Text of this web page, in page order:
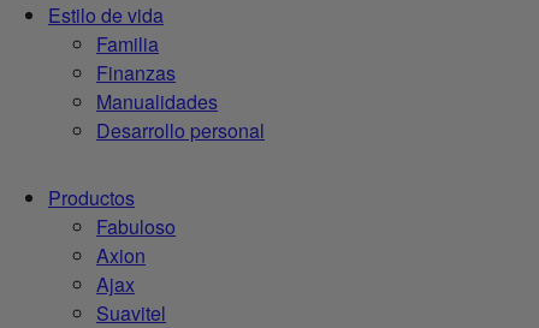
Estilo de vida
Familia
Finanzas
Manualidades
Desarrollo personal
Productos
Fabuloso
Axion
Ajax
Suavitel